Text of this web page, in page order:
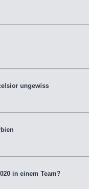
ungewiss
in einem Team?